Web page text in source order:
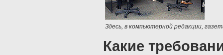
Здесь, в компьютерной редакции,
Какие